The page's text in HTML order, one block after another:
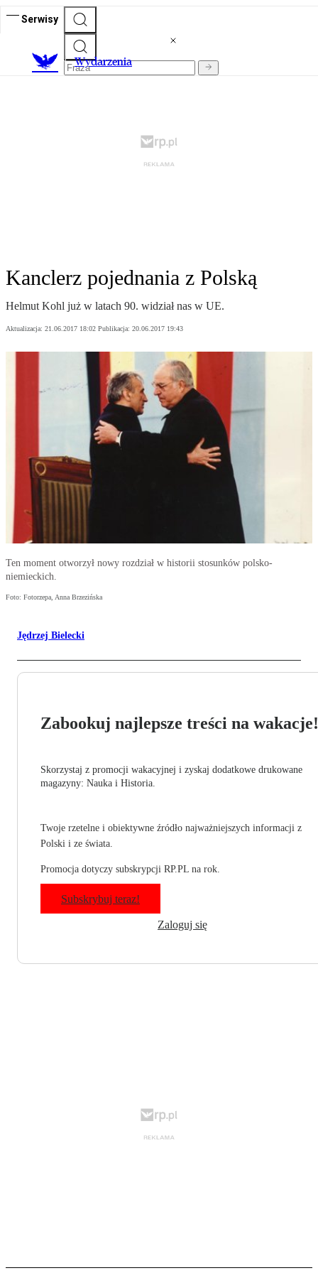
Serwisy
Wydarzenia
Kanclerz pojednania z Polską
Helmut Kohl już w latach 90. widział nas w UE.
Aktualizacja: 21.06.2017 18:02 Publikacja: 20.06.2017 19:43
Ten moment otworzył nowy rozdział w historii stosunków polsko-
niemieckich.
Foto: Fotorzepa, Anna Brzezińska
Jędrzej Bielecki
Zabookuj najlepsze treści na wakacje!
Skorzystaj z promocji wakacyjnej i zyskaj dodatkowe drukowane
magazyny: Nauka i Historia.
Twoje rzetelne i obiektywne źródło najważniejszych informacji z
Polski i ze świata.
Promocja dotyczy subskrypcji RP.PL na rok.
Subskrybuj teraz!
Zaloguj się